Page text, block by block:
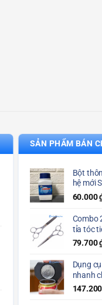
SẢN PHẨM BÁN
Bột
hệ mới
60.000
Combo
tỉa tóc
79.700
Dụng
nhanh